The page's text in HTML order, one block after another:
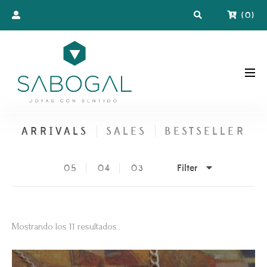
(0)
ARRIVALS SALES BESTSELLER
05 04 03 Filter
Mostrando los 11 resultados
los